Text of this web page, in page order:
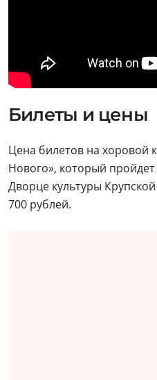
Билеты и цены
Цена билетов на хоровой
Нового», который пройдет
Дворце культуры
700 рублей.